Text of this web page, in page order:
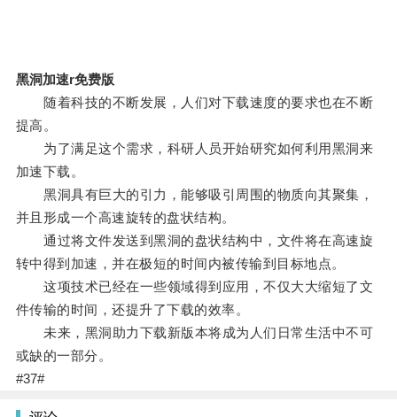
黑洞加速r免费版
随着科技的不断发展，人们对下载速度的要求也在不断
提高。
为了满足这个需求，科研人员开始研究如何利用黑洞来
加速下载。
黑洞具有巨大的引力，能够吸引周围的物质向其聚集，
并且形成一个高速旋转的盘状结构。
通过将文件发送到黑洞的盘状结构中，文件将在高速旋
转中得到加速，并在极短的时间内被传输到目标地点。
这项技术已经在一些领域得到应用，不仅大大缩短了文
件传输的时间，还提升了下载的效率。
未来，黑洞助力下载新版本将成为人们日常生活中不可
或缺的一部分。
#37#